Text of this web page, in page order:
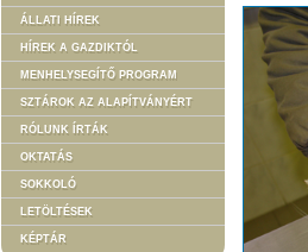
ÁLLATI HÍREK
HÍREK A GAZDIKTÓL
MENHELYSEGÍTŐ PROGRAM
SZTÁROK AZ ALAPÍTVÁNYÉRT
RÓLUNK ÍRTÁK
OKTATÁS
SOKKOLÓ
LETÖLTÉSEK
KÉPTÁR